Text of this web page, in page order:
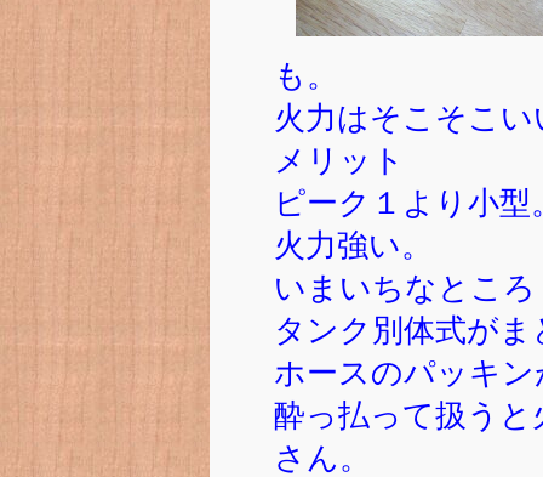
も。
火力はそこそこ
メリット
ピーク１より小型
火力強い。
いまいちなところ
タンク別体式が
ホースのパッキ
酔っ払って扱う
さん。